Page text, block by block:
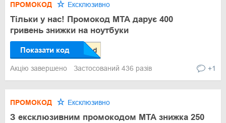
ПРОМОКОД Ексклюзивно
Тільки у нас! Промокод МТА дарує 400
гривень знижки на ноутбуки
Показати код
Акцію завершено Застосований 436 разів +1
ПРОМОКОД Ексклюзивно
З ексклюзивним промокодом МТА знижка 250